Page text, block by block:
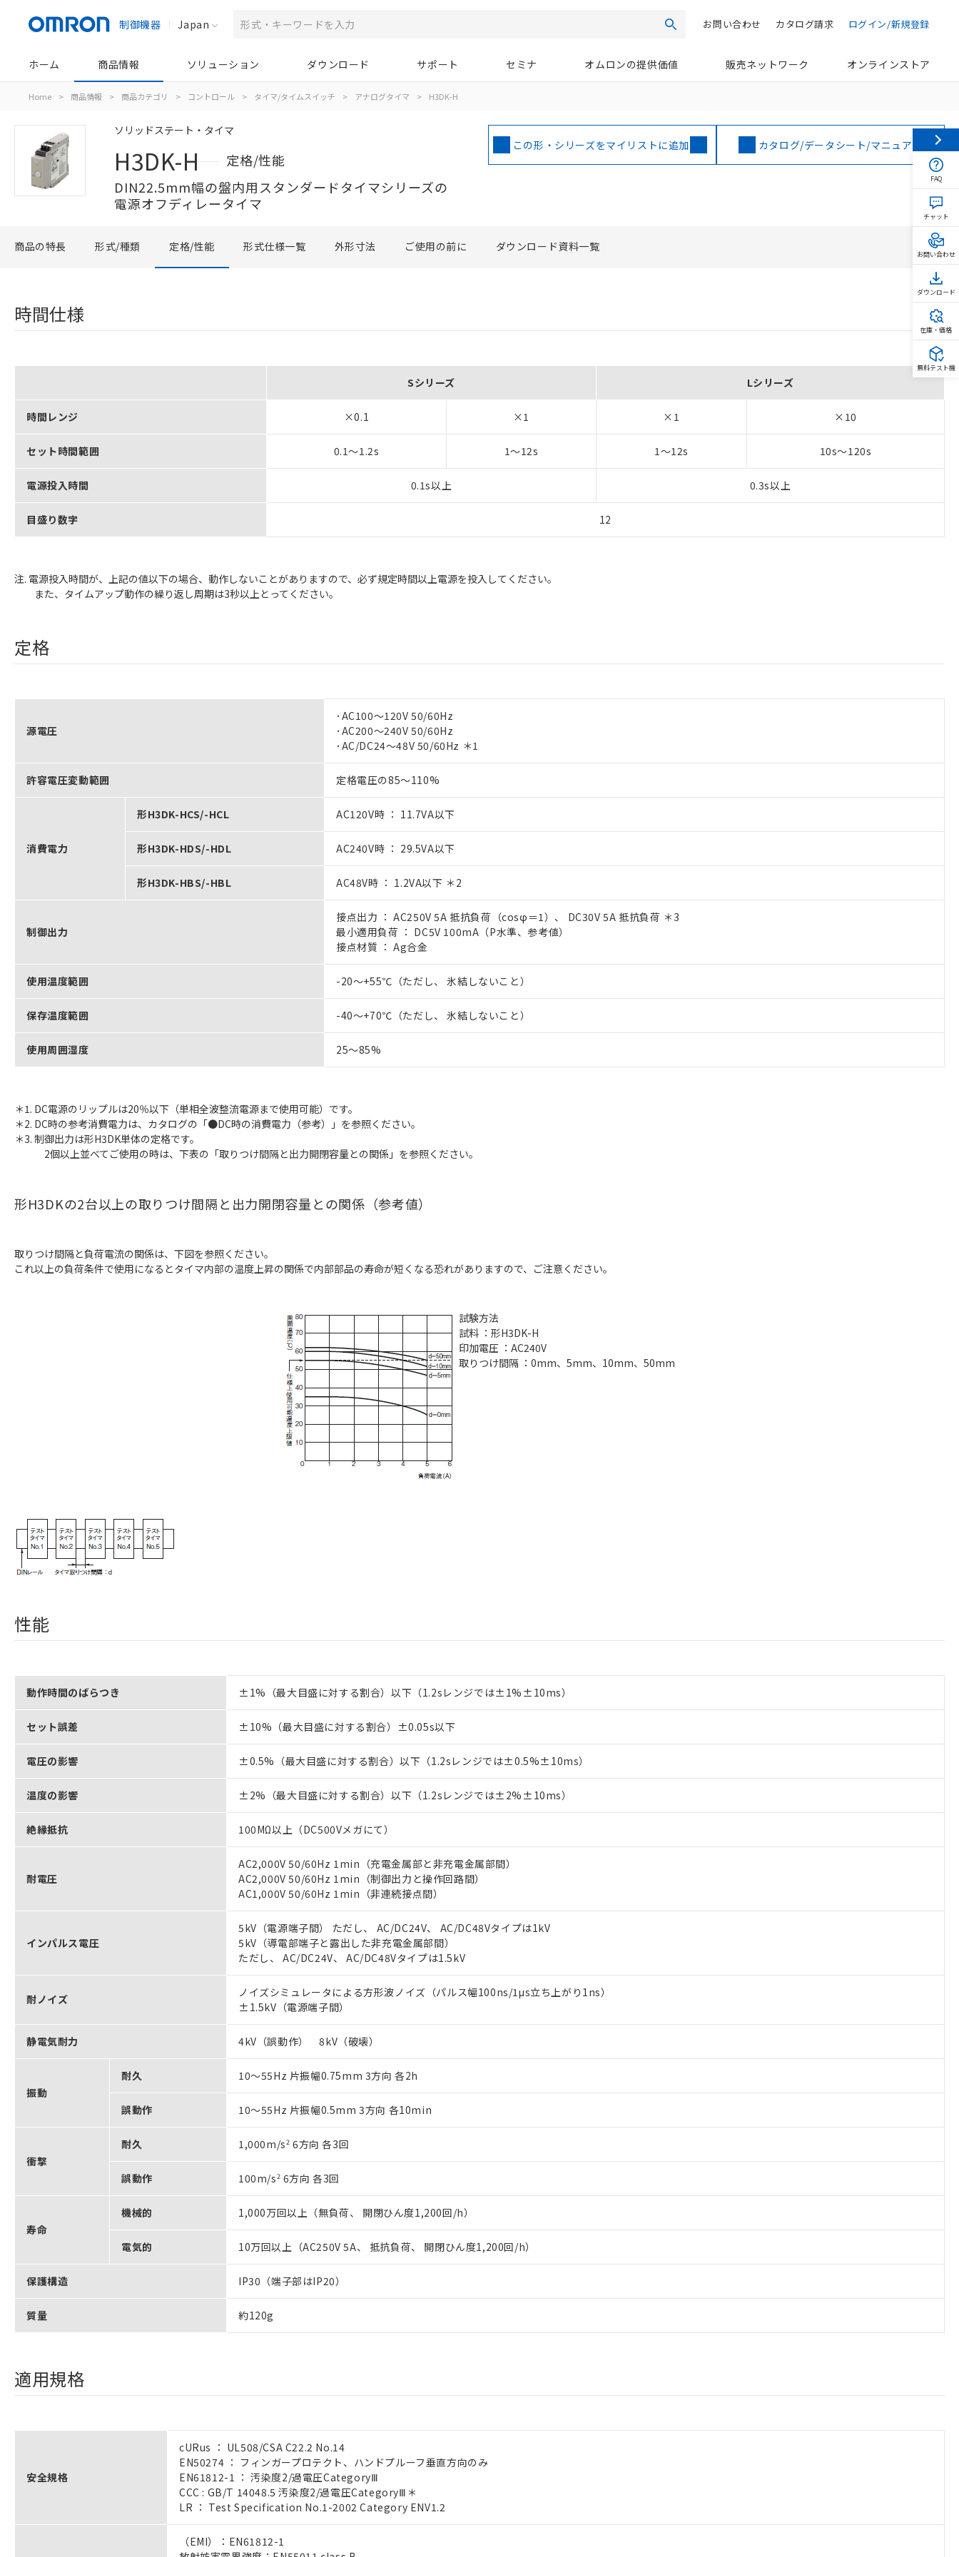
制御機器 Japan 検索 ログイン/新規登録
カタログ請求
お問い合わせ
ホーム 商品情報 ソリューション ダウンロード サポート セミナ オムロンの提供価値 販売ネットワーク オンラインストア
Home > 商品情報 > 商品カテゴリ > コントロール > タイマ/タイムスイッチ > アナログタイマ > H3DK-H
ソリッドステート・タイマ
H3DK-H
定格/性能
DIN22.5mm幅の盤内用スタンダードタイマシリーズの
電源オフディレータイマ
この形・シリーズをマイリストに追加 カタログ/データシート/マニュアル
商品の特長 形式/種類 定格/性能 形式仕様一覧 外形寸法 ご使用の前に ダウンロード資料一覧
時間仕様
Sシリーズ Lシリーズ
時間レンジ ×0.1 ×1 ×1 ×10
セット時間範囲 0.1～1.2s 1～12s 1～12s 10s～120s
電源投入時間 0.1s以上 0.3s以上
目盛り数字 12
注. 電源投入時間が、上記の値以下の場合、動作しないことがありますので、必ず規定時間以上電源を投入してください。
また、タイムアップ動作の繰り返し周期は3秒以上とってください。
定格
源電圧
･AC100～120V 50/60Hz
･AC200～240V 50/60Hz
･AC/DC24～48V 50/60Hz ＊1
許容電圧変動範囲 定格電圧の85～110%
消費電力
形H3DK-HCS/-HCL AC120V時 ： 11.7VA以下
形H3DK-HDS/-HDL AC240V時 ： 29.5VA以下
形H3DK-HBS/-HBL AC48V時 ： 1.2VA以下 ＊2
制御出力
接点出力 ： AC250V 5A 抵抗負荷（cosφ＝1）、 DC30V 5A 抵抗負荷 ＊3
最小適用負荷 ： DC5V 100mA（P水準、参考値）
接点材質 ： Ag合金
使用温度範囲 -20～+55℃（ただし、 氷結しないこと）
保存温度範囲 -40～+70℃（ただし、 氷結しないこと）
使用周囲湿度 25～85%
＊1. DC電源のリップルは20％以下（単相全波整流電源まで使用可能）です。
＊2. DC時の参考消費電力は、カタログの「●DC時の消費電力（参考）」を参照ください。
＊3. 制御出力は形H3DK単体の定格です。
2個以上並べてご使用の時は、下表の「取りつけ間隔と出力開閉容量との関係」を参照ください。
形H3DKの2台以上の取りつけ間隔と出力開閉容量との関係（参考値）
取りつけ間隔と負荷電流の関係は、下図を参照ください。
これ以上の負荷条件で使用になるとタイマ内部の温度上昇の関係で内部部品の寿命が短くなる恐れがありますので、ご注意ください。
試験方法
試料 ：形H3DK-H
印加電圧 ：AC240V
取りつけ間隔 ：0mm、5mm、10mm、50mm
性能
動作時間のばらつき ±1%（最大目盛に対する割合）以下（1.2sレンジでは±1%±10ms）
セット誤差 ±10%（最大目盛に対する割合）±0.05s以下
電圧の影響 ±0.5%（最大目盛に対する割合）以下（1.2sレンジでは±0.5%±10ms）
温度の影響 ±2%（最大目盛に対する割合）以下（1.2sレンジでは±2%±10ms）
絶縁抵抗 100MΩ以上（DC500Vメガにて）
耐電圧
AC2,000V 50/60Hz 1min（充電金属部と非充電金属部間）
AC2,000V 50/60Hz 1min（制御出力と操作回路間）
AC1,000V 50/60Hz 1min（非連続接点間）
インパルス電圧
5kV（電源端子間） ただし、 AC/DC24V、 AC/DC48Vタイプは1kV
5kV（導電部端子と露出した非充電金属部間）
ただし、 AC/DC24V、 AC/DC48Vタイプは1.5kV
耐ノイズ
ノイズシミュレータによる方形波ノイズ（パルス幅100ns/1μs立ち上がり1ns）
±1.5kV（電源端子間）
静電気耐力 4kV（誤動作） 8kV（破壊）
振動
耐久 10～55Hz 片振幅0.75mm 3方向 各2h
誤動作 10～55Hz 片振幅0.5mm 3方向 各10min
衝撃
耐久 1,000m/s2 6方向 各3回
誤動作 100m/s2 6方向 各3回
寿命
機械的 1,000万回以上（無負荷、 開閉ひん度1,200回/h）
電気的 10万回以上（AC250V 5A、 抵抗負荷、 開閉ひん度1,200回/h）
保護構造 IP30（端子部はIP20）
質量 約120g
適用規格
安全規格
cURus ： UL508/CSA C22.2 No.14
EN50274 ： フィンガープロテクト、ハンドプルーフ垂直方向のみ
EN61812-1 ： 汚染度2/過電圧CategoryⅢ
CCC : GB/T 14048.5 汚染度2/過電圧CategoryⅢ＊
LR ： Test Specification No.1-2002 Category ENV1.2
（EMI）：EN61812-1
FAQ
チャット
お問い合わせ
ダウンロード
在庫・価格
無料テスト機